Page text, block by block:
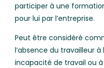
participer à une
pour lui par l’entreprise.
Peut être considéré
l’absence du travailleur
incapacité de travail ou